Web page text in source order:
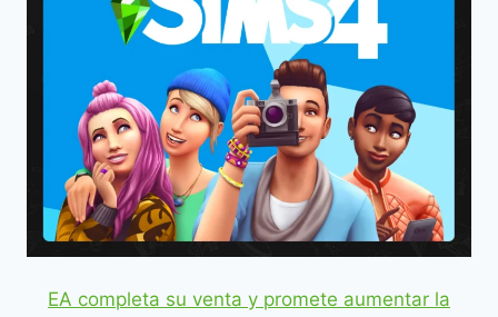
EA completa su venta y promete aumentar la